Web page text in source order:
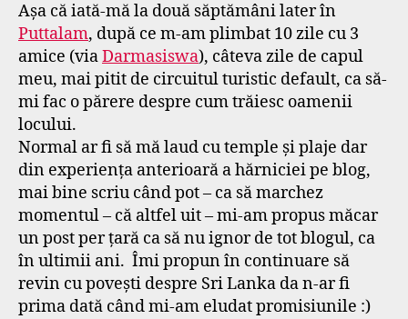
Așa că iată-mă la două săptămâni later în
Puttalam, după ce m-am plimbat 10 zile cu 3
amice (viaDarmasiswa), câteva zile de capul
meu, mai pitit de circuitul turistic default, ca să-
mi fac o părere despre cum trăiesc oamenii
locului.
Normal ar fi să mă laud cu temple și plaje dar
din experiența anterioară a hărniciei pe blog,
mai bine scriu când pot – ca să marchez
momentul – că altfel uit – mi-am propus măcar
un post per țară ca să nu ignor de tot blogul, ca
în ultimii ani. Îmi propun în continuare să
revin cu povești despre Sri Lanka da n-ar fi
prima dată când mi-am eludat promisiunile :)